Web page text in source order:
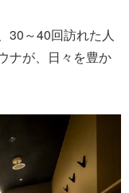
30～40回訪れた人
ナが、日々を豊か